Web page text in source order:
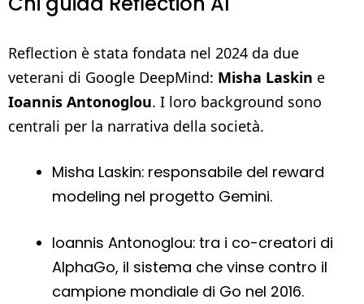
Reflection è stata fondata nel 2024 da due
veterani di Google DeepMind: Misha Laskin e
Ioannis Antonoglou. I loro background sono
centrali per la narrativa della società.
Misha Laskin: responsabile del reward
modeling nel progetto Gemini.
Ioannis Antonoglou: tra i co-creatori di
AlphaGo, il sistema che vinse contro il
campione mondiale di Go nel 2016.